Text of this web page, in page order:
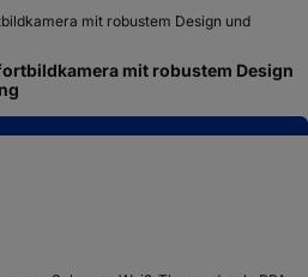
mit robustem Design